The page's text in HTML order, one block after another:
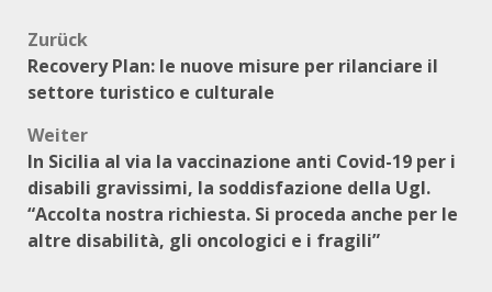
Beitragsnavigation
Zurück
Recovery Plan: le nuove misure per rilanciare il
settore turistico e culturale
Weiter
In Sicilia al via la vaccinazione anti Covid-19 per i
disabili gravissimi, la soddisfazione della Ugl.
“Accolta nostra richiesta. Si proceda anche per le
altre disabilità, gli oncologici e i fragili”